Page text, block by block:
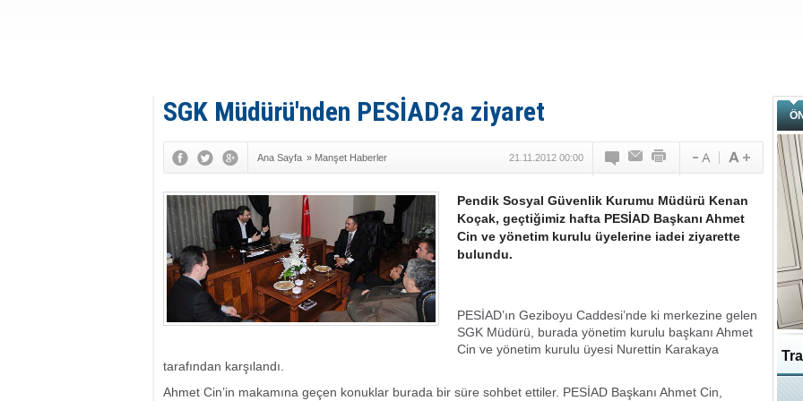
SGK Müdürü'nden PESİAD?a ziyaret
Ana Sayfa » Manşet Haberler 21.11.2012 00:00
Pendik Sosyal Güvenlik Kurumu Müdürü Kenan
Koçak, geçtiğimiz hafta PESİAD Başkanı Ahmet
Cin ve yönetim kurulu üyelerine iadei ziyarette
bulundu.
PESİAD’ın Geziboyu Caddesi’nde ki merkezine gelen
SGK Müdürü, burada yönetim kurulu başkanı Ahmet
Cin ve yönetim kurulu üyesi Nurettin Karakaya
tarafından karşılandı.
Ahmet Cin’in makamına geçen konuklar burada bir süre sohbet ettiler. PESİAD Başkanı Ahmet Cin,